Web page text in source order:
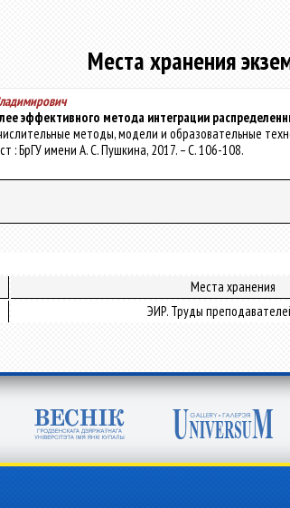
Места хранения
эффективного метода интеграции
методы, модели и образовательные
: БрГУ имени А. С. Пушкина, 2017. – С. 106-108.
Места хранения
ЭИР. Труды